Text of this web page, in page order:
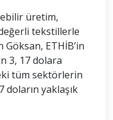
üretim,
tekstillerle
ETHİB’in
3, 17 dolara
tüm sektörlerin
yaklaşık